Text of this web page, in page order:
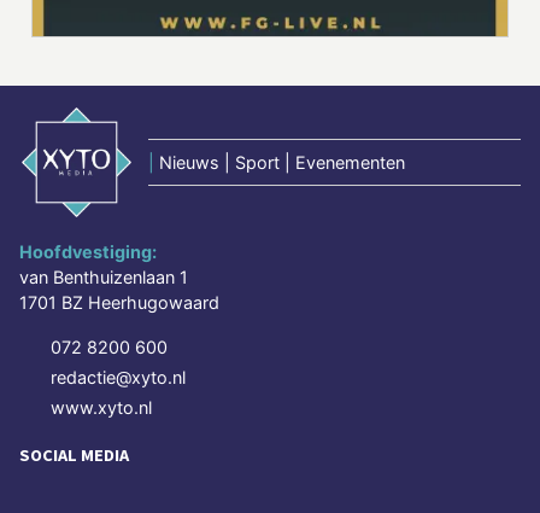
Nieuws | Sport | Evenementen
Hoofdvestiging:
van Benthuizenlaan 1
1701 BZ Heerhugowaard
072 8200 600
redactie@xyto.nl
www.xyto.nl
SOCIAL MEDIA